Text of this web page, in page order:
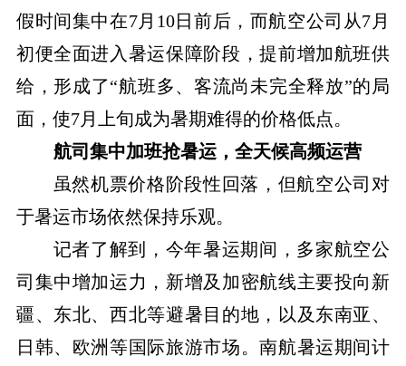
假时间集中在7月10日前后，而航空公司从7月
初便全面进入暑运保障阶段，提前增加航班供
给，形成了“航班多、客流尚未完全释放”的局
面，使7月上旬成为暑期难得的价格低点。
航司集中加班抢暑运，全天候高频运营
虽然机票价格阶段性回落，但航空公司对
于暑运市场依然保持乐观。
记者了解到，今年暑运期间，多家航空公
司集中增加运力，新增及加密航线主要投向新
疆、东北、西北等避暑目的地，以及东南亚、
日韩、欧洲等国际旅游市场。南航暑运期间计